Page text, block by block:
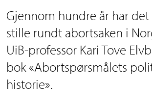
Gjennom hundre år har
stille rundt abortsaken i
UiB-professor Kari Tove
bok «Abortspørsmålets
historie».